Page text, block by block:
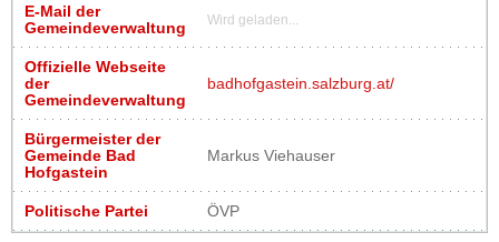
E-Mail der
Gemeindeverwaltung
Wird geladen...
Offizielle Webseite
der
Gemeindeverwaltung
badhofgastein.salzburg.at/
Bürgermeister der
Gemeinde Bad
Hofgastein
Markus Viehauser
Politische Partei ÖVP